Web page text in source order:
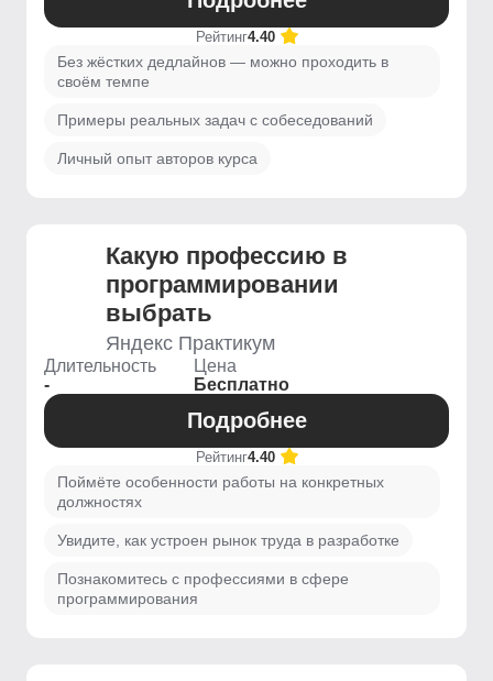
Рейтинг4.40
Без жёстких дедлайнов — можно проходить в
своём темпе
Примеры реальных задач с собеседований
Личный опыт авторов курса
Какую профессию в
программировании
выбрать
Яндекс Практикум
Длительность
-
Цена
Бесплатно
Подробнее
Рейтинг4.40
Поймёте особенности работы на конкретных
должностях
Увидите, как устроен рынок труда в разработке
Познакомитесь с профессиями в сфере
программирования